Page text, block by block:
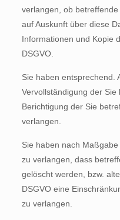
verlangen, ob
auf Auskunft über diese
Informationen und Kopie
DSGVO.
Sie haben entsprechend.
Vervollständigung der
Berichtigung der Sie
verlangen.
Sie haben nach
zu verlangen, dass
gelöscht werden, bzw.
DSGVO eine
zu verlangen.